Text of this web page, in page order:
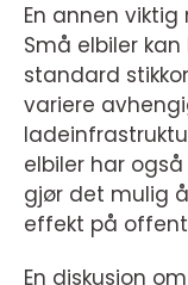
En annen
Små elbiler
standard
variere
elbiler har
gjør det mulig
effekt på
En diskusjon